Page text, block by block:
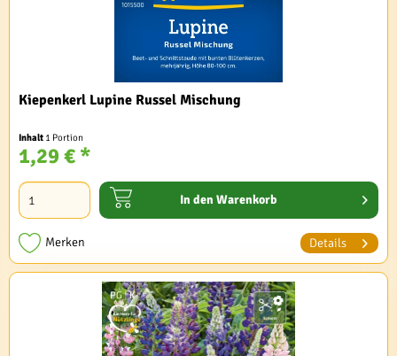
Kiepenkerl Lupine Russel Mischung
Inhalt 1 Portion
1,29 € *
In den Warenkorb
Merken Details